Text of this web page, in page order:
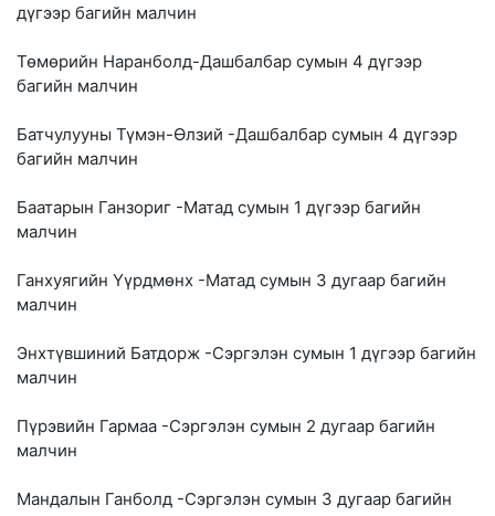
дүгээр багийн малчин
Төмөрийн Наранболд-Дашбалбар сумын 4 дүгээр
багийн малчин
Батчулууны Түмэн-Өлзий -Дашбалбар сумын 4 дүгээр
багийн малчин
Баатарын Ганзориг -Матад сумын 1 дүгээр багийн
малчин
Ганхуягийн Үүрдмөнх -Матад сумын 3 дугаар багийн
малчин
Энхтүвшиний Батдорж -Сэргэлэн сумын 1 дүгээр багийн
малчин
Пүрэвийн Гармаа -Сэргэлэн сумын 2 дугаар багийн
малчин
Мандалын Ганболд -Сэргэлэн сумын 3 дугаар багийн